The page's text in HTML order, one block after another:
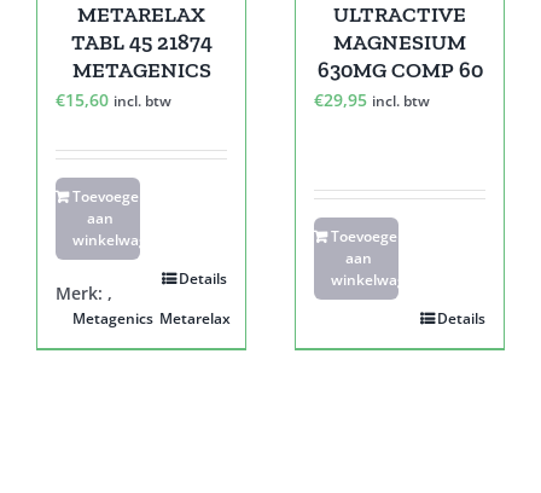
METARELAX
TABL 45 21874
METAGENICS
€15,60 incl. btw
Toevoegen
aan
winkelwagen
Details
Merk:
Metagenics
,
Metarelax
ULTRACTIVE
MAGNESIUM
630MG COMP 60
€29,95 incl. btw
Toevoegen
aan
winkelwagen
Details